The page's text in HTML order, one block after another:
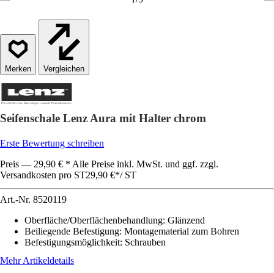
Vergleichen
Seifenschale Lenz Aura mit Halter chrom
Erste Bewertung schreiben
Preis — 29,90 € * Alle Preise inkl. MwSt. und ggf. zzgl.
Versandkosten pro ST29,90 €*/ ST
Art.-Nr. 8520119
Oberfläche/Oberflächenbehandlung: Glänzend
Beiliegende Befestigung: Montagematerial zum Bohren
Befestigungsmöglichkeit: Schrauben
Mehr Artikeldetails